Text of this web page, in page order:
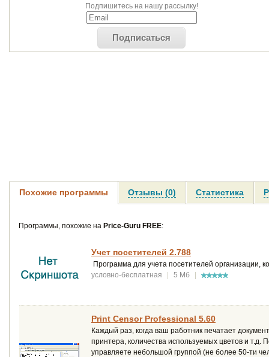
Подпишитесь на нашу рассылку!
Подписаться
Похожие программы Отзывы (0) Статистика
Программы, похожие на Price-Guru FREE:
Учет посетителей 2.788
Программа для учета посетителей организации,
условно-бесплатная
| 5 Мб |
Print Censor Professional 5.60
Каждый раз, когда ваш работник печатает
принтера, количества используемых цветов и т.д.
управляете небольшой группой (не более 50-ти